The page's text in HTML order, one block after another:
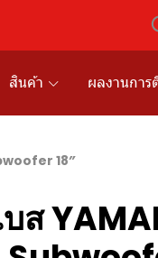
สินค้า ผลงานการ
18″
ส